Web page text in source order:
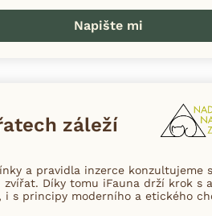
Napište mi
záleží
a pravidla inzerce konzultujeme
zvířat. Díky tomu iFauna drží krok s
i s principy moderního a etického